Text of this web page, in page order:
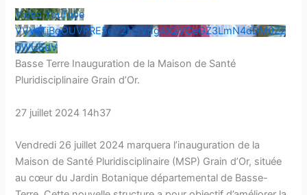
Vidéo YouTube
VVVJTjBqOUVPRE5qV2NSVng4X2VCeGZ3LmN4dDM0Zz
dWUEdV
Basse Terre Inauguration de la Maison de Santé
Pluridisciplinaire Grain d’Or.
27 juillet 2024 14h37
Vendredi 26 juillet 2024 marquera l’inauguration de la
Maison de Santé Pluridisciplinaire (MSP) Grain d’Or, située
au cœur du Jardin Botanique départemental de Basse-